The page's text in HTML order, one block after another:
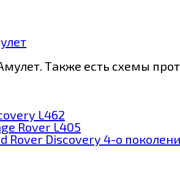
Также есть схемы
L462
Rover L405
Rover Discovery 4-о